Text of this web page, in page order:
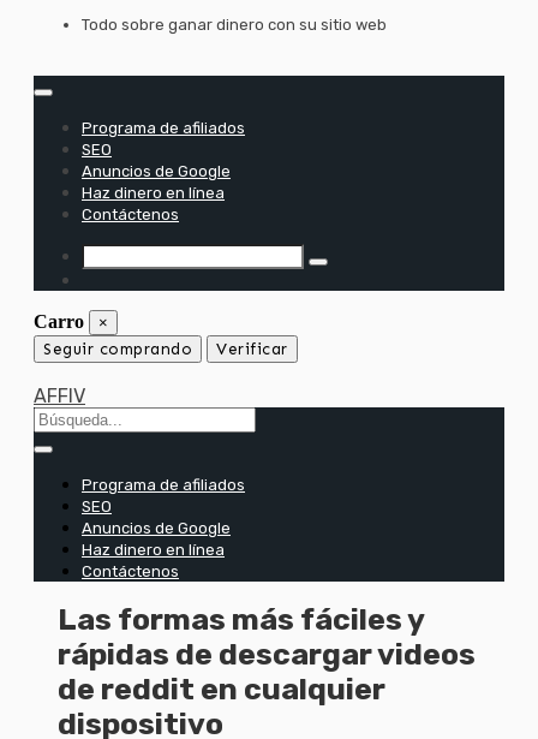
saltar
Todo sobre ganar dinero con su sitio web
Programa de afiliados
SEO
Anuncios de Google
Haz dinero en línea
Contáctenos
Carro ×
Seguir comprando Verificar
AFFIV
Programa de afiliados
SEO
Anuncios de Google
Haz dinero en línea
Contáctenos
Las formas más fáciles y
rápidas de descargar videos
de reddit en cualquier
dispositivo